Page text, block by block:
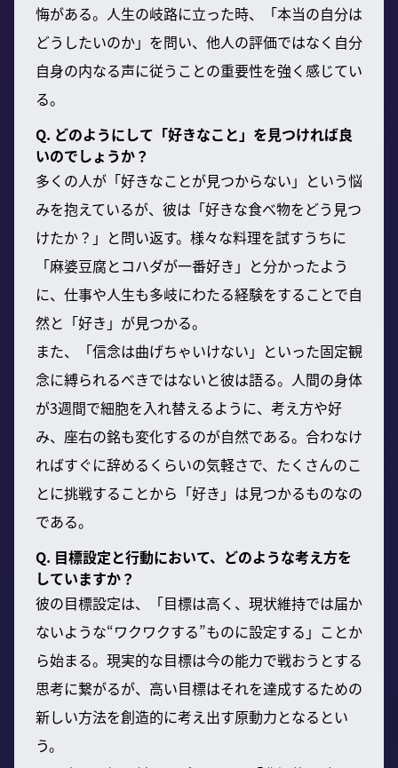
悔がある。人生の岐路に立った時、「本当の自分は
どうしたいのか」を問い、他人の評価ではなく自分
自身の内なる声に従うことの重要性を強く感じてい
る。
Q. どのようにして「好きなこと」を見つければ良
いのでしょうか？
多くの人が「好きなことが見つからない」という悩
みを抱えているが、彼は「好きな食べ物をどう見つ
けたか？」と問い返す。様々な料理を試すうちに
「麻婆豆腐とコハダが一番好き」と分かったよう
に、仕事や人生も多岐にわたる経験をすることで自
然と「好き」が見つかる。
また、「信念は曲げちゃいけない」といった固定観
念に縛られるべきではないと彼は語る。人間の身体
が3週間で細胞を入れ替えるように、考え方や好
み、座右の銘も変化するのが自然である。合わなけ
ればすぐに辞めるくらいの気軽さで、たくさんのこ
とに挑戦することから「好き」は見つかるものなの
である。
Q. 目標設定と行動において、どのような考え方を
していますか？
彼の目標設定は、「目標は高く、現状維持では届か
ないような“ワクワクする”ものに設定する」ことか
ら始まる。現実的な目標は今の能力で戦おうとする
思考に繋がるが、高い目標はそれを達成するための
新しい方法を創造的に考え出す原動力となるとい
う。